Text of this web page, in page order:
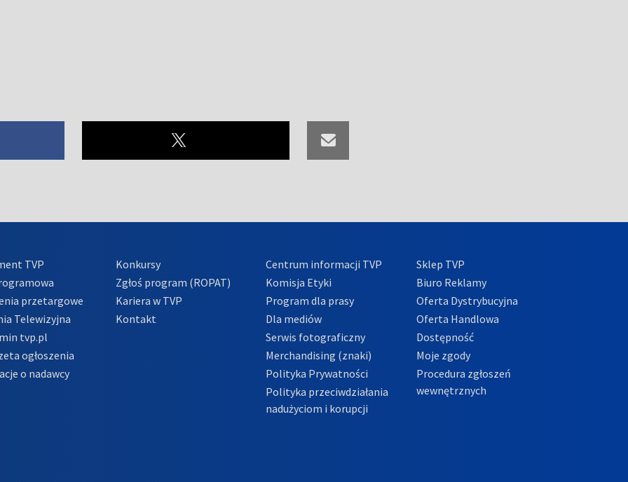
TVP
przetargowe
Telewizyjna
tvp.pl
ogłoszenia
o nadawcy
Konkursy
Zgłoś program (ROPAT)
Kariera w TVP
Kontakt
Centrum informacji TVP
Komisja Etyki
Program dla prasy
Dla mediów
Serwis fotograficzny
Merchandising (znaki)
Polityka Prywatności
Polityka przeciwdziałania
nadużyciom i korupcji
Sklep TVP
Biuro Reklamy
Oferta Dystrybucyjna
Oferta Handlowa
Dostępność
Moje zgody
Procedura zgłoszeń
wewnętrznych